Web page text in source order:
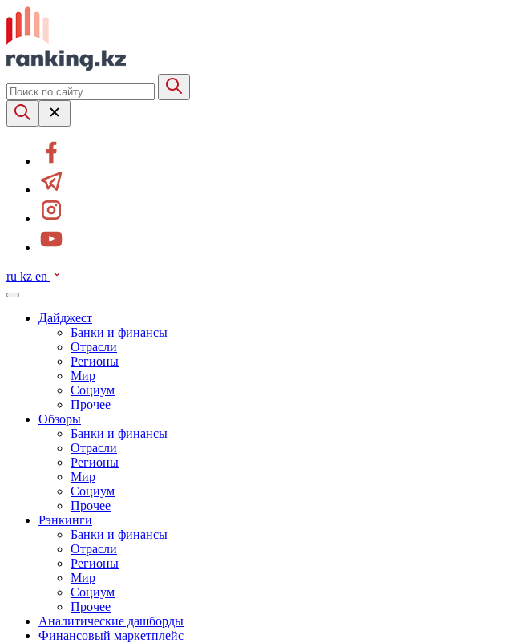
ru kz en
Дайджест
Банки и финансы
Отрасли
Регионы
Мир
Социум
Прочее
Обзоры
Банки и финансы
Отрасли
Регионы
Мир
Социум
Прочее
Рэнкинги
Банки и финансы
Отрасли
Регионы
Мир
Социум
Прочее
Аналитические дашборды
Финансовый маркетплейс